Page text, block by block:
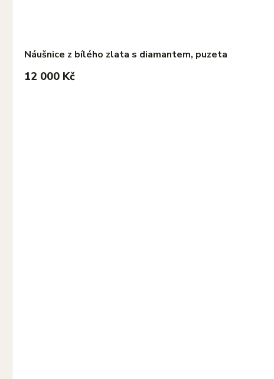
Náušnice z bílého zlata s diamantem, puzeta
12 000 Kč